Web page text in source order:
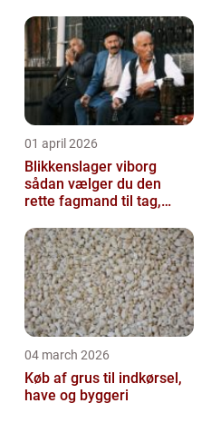
01 april 2026
Blikkenslager viborg
sådan vælger du den
rette fagmand til tag,
04 march 2026
Køb af grus til indkørsel,
have og byggeri